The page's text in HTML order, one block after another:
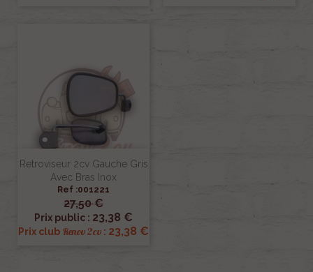
Retroviseur 2cv Gauche Gris
Avec Bras Inox
Ref :001221
27,50 €
Prix public : 23,38 €
Prix club Renov 2cv : 23,38 €